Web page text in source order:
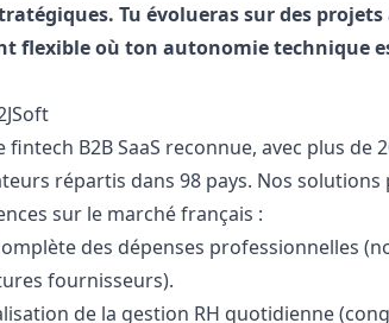
Tu évolueras sur des
flexible où ton autonomie technique
fintech B2B SaaS reconnue, avec plus de
répartis dans 98 pays. Nos solutions
sur le marché français :
des dépenses professionnelles
fournisseurs).
de la gestion RH quotidienne